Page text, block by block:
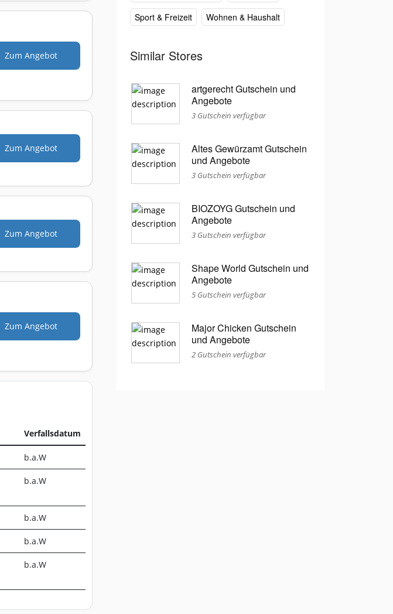
Zum Angebot
Zum Angebot
Zum Angebot
Zum Angebot
Verfallsdatum
b.a.W
b.a.W
b.a.W
b.a.W
b.a.W
Sport & Freizeit
Wohnen & Haushalt
Similar Stores
artgerecht Gutschein und
Angebote
3 Gutschein verfügbar
Altes Gewürzamt Gutschein
und Angebote
3 Gutschein verfügbar
BIOZOYG Gutschein und
Angebote
3 Gutschein verfügbar
Shape World Gutschein und
Angebote
5 Gutschein verfügbar
Major Chicken Gutschein
und Angebote
2 Gutschein verfügbar